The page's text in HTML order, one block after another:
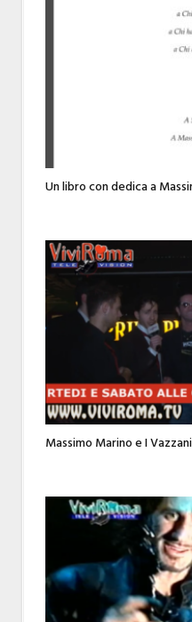
Un libro con dedica a
Massimo Marino e I